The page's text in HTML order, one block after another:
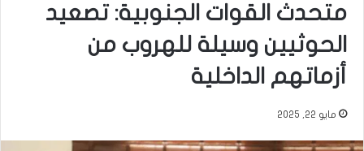
متحدث القوات الجنوبية: تصعيد
الحوثيين وسيلة للهروب من
أزماتهم الداخلية
مايو 22, 2025